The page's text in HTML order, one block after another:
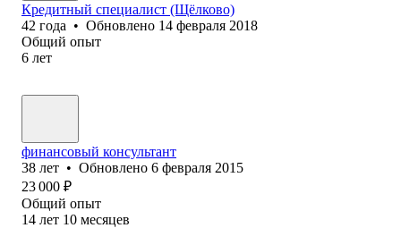
Кредитный специалист (Щёлково)
42 года • Обновлено 14 февраля 2018
Общий опыт
6 лет
финансовый консультант
38 лет • Обновлено 6 февраля 2015
23 000 ₽
Общий опыт
14 лет 10 месяцев